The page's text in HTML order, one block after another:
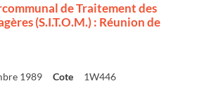
de Traitement des
(S.I.T.O.M.) : Réunion de
1989 Cote 1W446